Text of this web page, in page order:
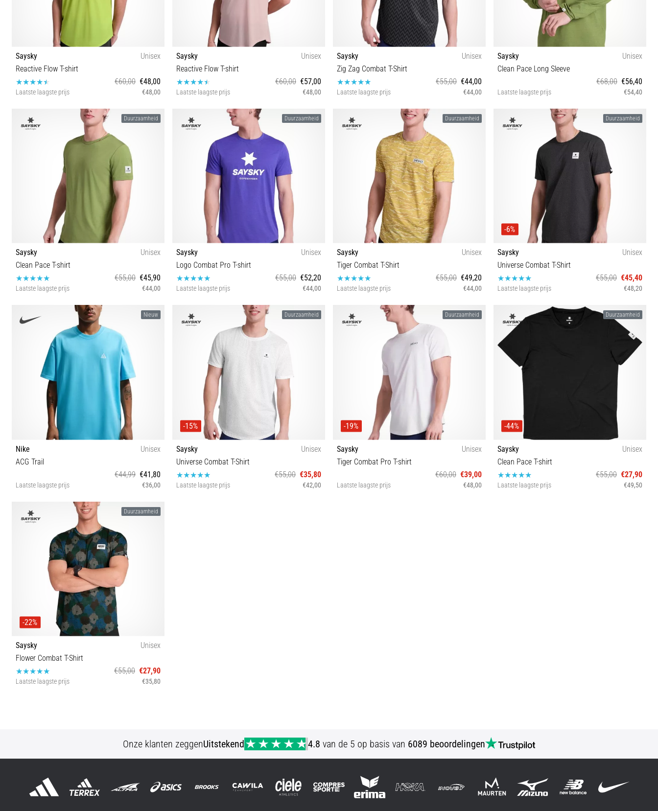
Saysky
Unisex
Reactive Flow T-shirt
€60,00 €48,00
Laatste laagste prijs €48,00
S M L
Saysky
Unisex
Reactive Flow T-shirt
€60,00 €57,00
Laatste laagste prijs €48,00
S M L
Saysky
Unisex
Zig Zag Combat T-Shirt
€55,00 €44,00
Laatste laagste prijs €44,00
S L
Saysky
Unisex
Clean Pace Long Sleeve
€68,00 €56,40
Laatste laagste prijs €54,40
S M L
Duurzaamheid
Saysky
Unisex
Clean Pace T-shirt
€55,00 €45,90
Laatste laagste prijs €44,00
S M L
Duurzaamheid
Saysky
Unisex
Logo Combat Pro T-shirt
€55,00 €52,20
Laatste laagste prijs €44,00
S L XL
Duurzaamheid
Saysky
Unisex
Tiger Combat T-Shirt
€55,00 €49,20
Laatste laagste prijs €44,00
S M
Duurzaamheid
-6%
Saysky
Unisex
Universe Combat T-Shirt
€55,00 €45,40
Laatste laagste prijs €48,20
Nieuw
Nike
Unisex
ACG Trail
€44,99 €41,80
Laatste laagste prijs €36,00
XS S M L XL XXL 3XL
Duurzaamheid
-15%
Saysky
Unisex
Universe Combat T-Shirt
€55,00 €35,80
Laatste laagste prijs €42,00
Duurzaamheid
-19%
Saysky
Unisex
Tiger Combat Pro T-shirt
€60,00 €39,00
Laatste laagste prijs €48,00
Duurzaamheid
-44%
Saysky
Unisex
Clean Pace T-shirt
€55,00 €27,90
Laatste laagste prijs €49,50
Duurzaamheid
-22%
Saysky
Unisex
Flower Combat T-Shirt
€55,00 €27,90
Laatste laagste prijs €35,80
Onze klanten zeggenUitstekend 4.8 van de 5 op basis van 6089 beoordelingen